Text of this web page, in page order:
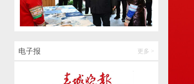
电子报 更多 >
夏日温柔
2026-08-08 16:49:10
云南一小区临街商铺突发火情，消火栓却没
有水！消防通报
2026-08-08 16:49:14